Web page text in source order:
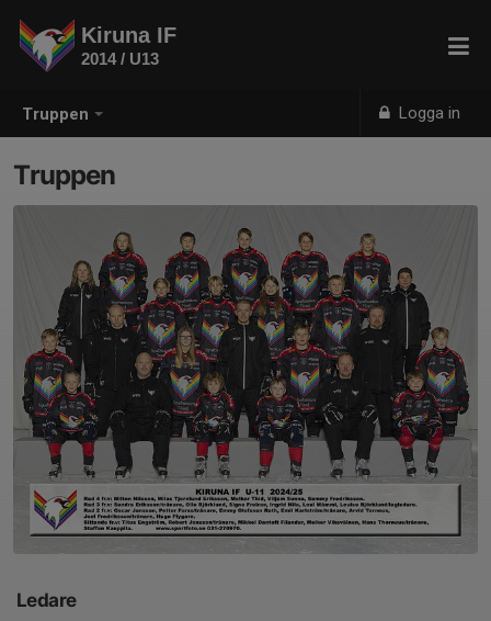
Truppen Logga in
Kiruna IF
2014 / U13
Truppen
Ledare